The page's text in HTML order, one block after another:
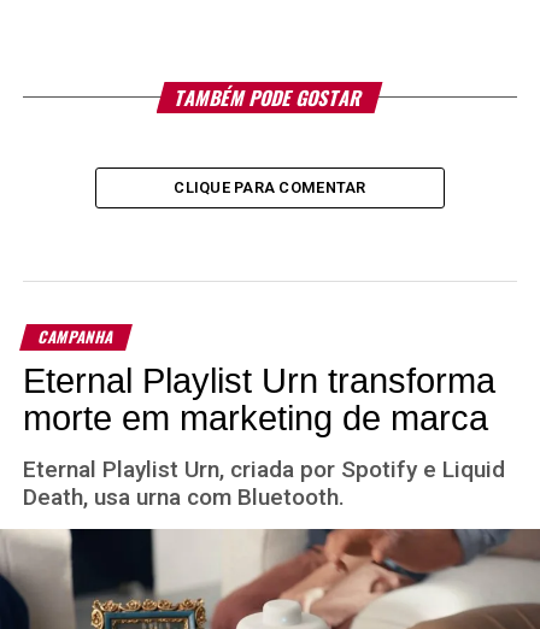
TAMBÉM PODE GOSTAR
CLIQUE PARA COMENTAR
CAMPANHA
Eternal Playlist Urn transforma
morte em marketing de marca
Eternal Playlist Urn, criada por Spotify e Liquid
Death, usa urna com Bluetooth.